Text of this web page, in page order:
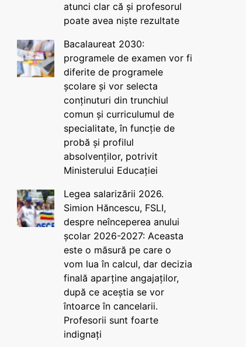
atunci clar că și profesorul
poate avea niște rezultate
Bacalaureat 2030:
programele de examen vor fi
diferite de programele
școlare și vor selecta
conținuturi din trunchiul
comun și curriculumul de
specialitate, în funcție de
probă și profilul
absolvenților, potrivit
Ministerului Educației
Legea salarizării 2026.
Simion Hăncescu, FSLI,
despre neînceperea anului
școlar 2026-2027: Aceasta
este o măsură pe care o
vom lua în calcul, dar decizia
finală aparține angajaților,
după ce aceștia se vor
întoarce în cancelarii.
Profesorii sunt foarte
indignați